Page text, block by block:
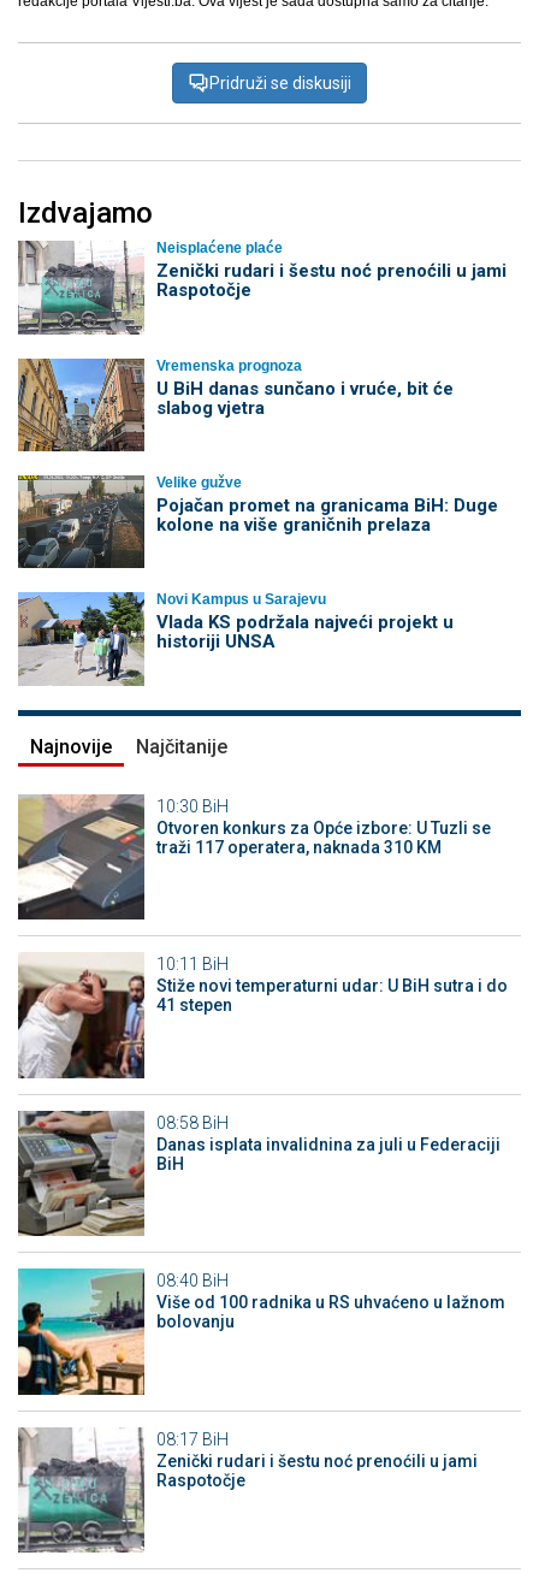
Pridruži se diskusiji
Izdvajamo
Neisplaćene plaće
Zenički rudari i šestu noć prenoćili u jami
Raspotočje
Vremenska prognoza
U BiH danas sunčano i vruće, bit će
slabog vjetra
Velike gužve
Pojačan promet na granicama BiH: Duge
kolone na više graničnih prelaza
Novi Kampus u Sarajevu
Vlada KS podržala najveći projekt u
historiji UNSA
Najnovije Najčitanije
10:30 BiH
Otvoren konkurs za Opće izbore: U Tuzli se
traži 117 operatera, naknada 310 KM
10:11 BiH
Stiže novi temperaturni udar: U BiH sutra i do
41 stepen
08:58 BiH
Danas isplata invalidnina za juli u Federaciji
BiH
08:40 BiH
Više od 100 radnika u RS uhvaćeno u lažnom
bolovanju
08:17 BiH
Zenički rudari i šestu noć prenoćili u jami
Raspotočje